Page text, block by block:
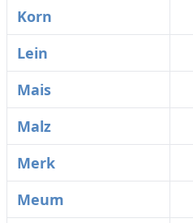
Korn
Lein
Mais
Malz
Merk
Meum